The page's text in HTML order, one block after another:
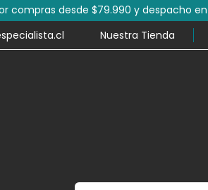
compras desde $79.990 y despacho
Nuestra Tienda